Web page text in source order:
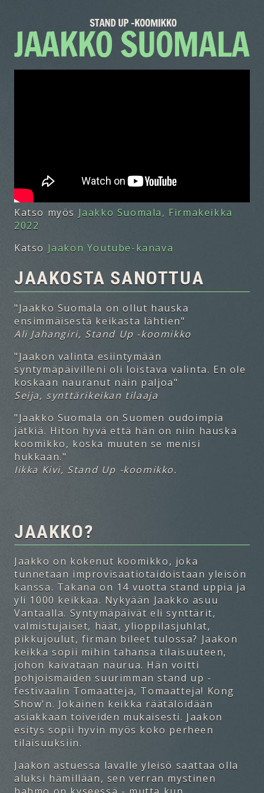
Katso myös Jaakko Suomala, Firmakeikka
2022
Katso Jaakon Youtube-kanava
JAAKOSTA SANOTTUA
"Jaakko Suomala on ollut hauska
ensimmäisestä keikasta lähtien"
Ali Jahangiri, Stand Up -koomikko
"Jaakon valinta esiintymään
syntymäpäivilleni oli loistava valinta. En ole
koskaan nauranut näin paljoa"
Seija, synttärikeikan tilaaja
"Jaakko Suomala on Suomen oudoimpia
jätkiä. Hiton hyvä että hän on niin hauska
koomikko, koska muuten se menisi
hukkaan."
Iikka Kivi, Stand Up -koomikko.
JAAKKO?
Jaakko on kokenut koomikko, joka
tunnetaan improvisaatiotaidoistaan yleisön
kanssa. Takana on 14 vuotta stand uppia ja
yli 1000 keikkaa. Nykyään Jaakko asuu
Vantaalla. Syntymäpäivät eli synttärit,
valmistujaiset, häät, ylioppilasjuhlat,
pikkujoulut, firman bileet tulossa? Jaakon
keikka sopii mihin tahansa tilaisuuteen,
johon kaivataan naurua. Hän voitti
pohjoismaiden suurimman stand up -
festivaalin Tomaatteja, Tomaatteja! Kong
Show'n. Jokainen keikka räätälöidään
asiakkaan toiveiden mukaisesti. Jaakon
esitys sopii hyvin myös koko perheen
tilaisuuksiin.
Jaakon astuessa lavalle yleisö saattaa olla
aluksi hämillään, sen verran mystinen